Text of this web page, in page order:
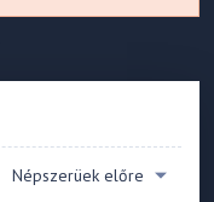
Népszerüek előre